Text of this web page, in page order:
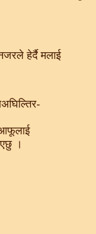
हेर्दै मलाई
।